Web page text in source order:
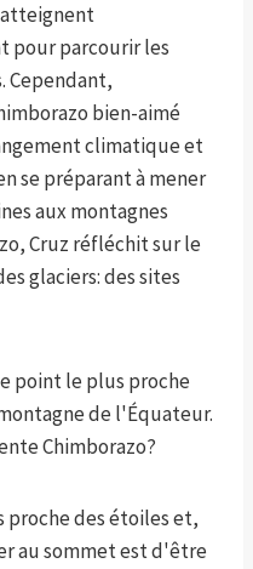
pour parcourir les
Cependant,
bien-aimé
climatique et
se préparant à mener
aux montagnes
Cruz réfléchit sur le
glaciers: des sites
point le plus proche
de l'Équateur.
Chimborazo?
proche des étoiles et,
au sommet est d'être